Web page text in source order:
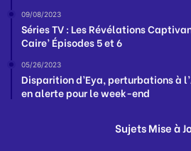
09/08/2023
Séries TV : Les Révélations
Caire’ Épisodes 5 et 6
05/26/2023
Disparition d’Eya, perturbations à
en alerte pour le week-end
Sujets Mise à